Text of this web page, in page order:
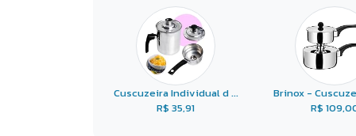
Cuscuzeira Individual d ...
R$ 35,91
Brinox -
R$